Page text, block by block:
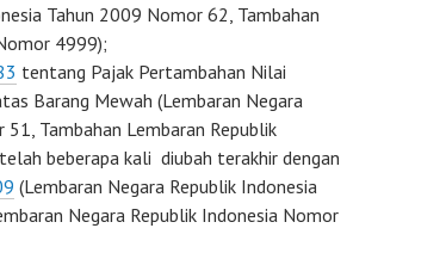
Tahun 2009 Nomor 62, Tambahan
4999);
tentang Pajak Pertambahan Nilai
Barang Mewah (Lembaran Negara
Tambahan Lembaran Republik
beberapa kali diubah terakhir dengan
(Lembaran Negara Republik Indonesia
Negara Republik Indonesia Nomor